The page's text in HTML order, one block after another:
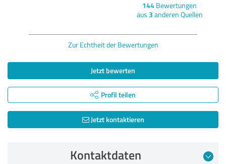
144 Bewertungen
aus 3 anderen Quellen
Zur Echtheit der Bewertungen
Jetzt bewerten
Profil teilen
Jetzt kontaktieren
Kontaktdaten